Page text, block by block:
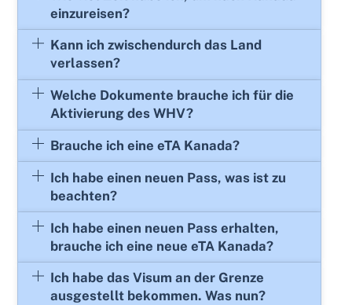
einzureisen?
Kann ich zwischendurch das Land
verlassen?
Welche Dokumente brauche ich für die
Aktivierung des WHV?
Brauche ich eine eTA Kanada?
Ich habe einen neuen Pass, was ist zu
beachten?
Ich habe einen neuen Pass erhalten,
brauche ich eine neue eTA Kanada?
Ich habe das Visum an der Grenze
ausgestellt bekommen. Was nun?